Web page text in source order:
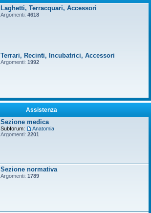
Laghetti, Terracquari, Accessori
Argomenti: 4618
Terrari, Recinti, Incubatrici, Accessori
Argomenti: 1992
Assistenza
Sezione medica
Subforum:
Anatomia
Argomenti: 2201
Sezione normativa
Argomenti: 1789